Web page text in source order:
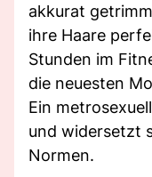
akkurat
ihre Haare
Stunden im
die neuesten
Ein
und widersetzt
Normen.